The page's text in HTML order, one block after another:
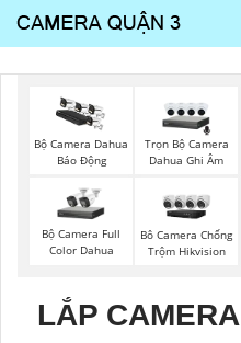
Bộ Camera Dahua
Báo Động
Trọn Bộ Camera
Dahua Ghi Âm
Bộ Camera Full
Color Dahua
Bô Camera Chống
Trộm Hikvision
LẮP